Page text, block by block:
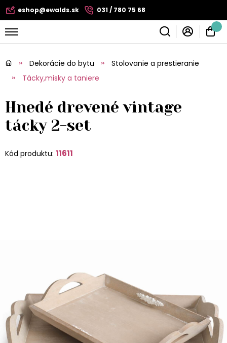
eshop@ewalds.sk 031 / 780 75 68
Dekorácie do bytu
Stolovanie a prestieranie
Tácky,misky a taniere
Hnedé drevené vintage
tácky 2-set
Kód produktu: 11611